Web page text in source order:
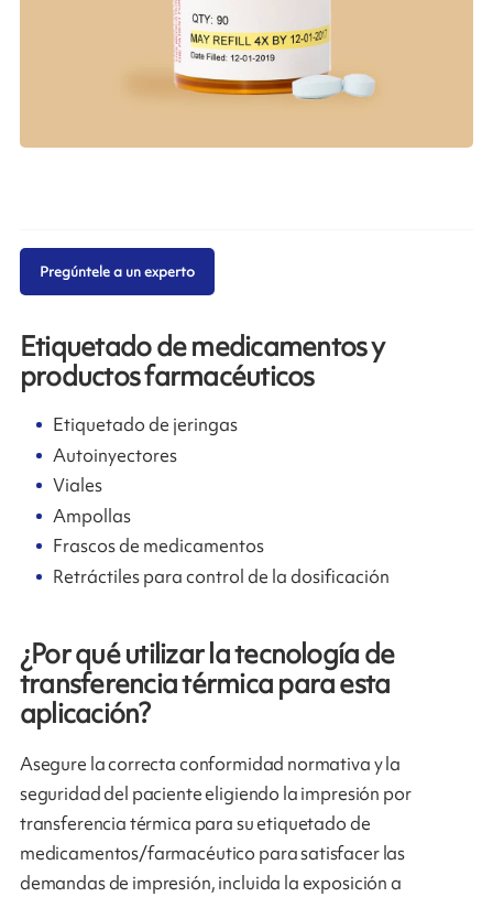
Etiquetado de medicamentos y
productos farmacéuticos
Etiquetado de jeringas
Autoinyectores
Viales
Ampollas
Frascos de medicamentos
Retráctiles para control de la dosificación
¿Por qué utilizar la tecnología de
transferencia térmica para esta
aplicación?
Asegure la correcta conformidad normativa y la
seguridad del paciente eligiendo la impresión por
transferencia térmica para su etiquetado de
medicamentos/farmacéutico para satisfacer las
demandas de impresión, incluida la exposición a
Pregúntele a un experto